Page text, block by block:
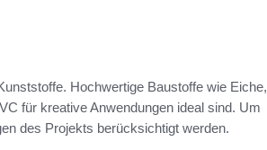
Hochwertige Baustoffe wie Eiche,
für kreative Anwendungen ideal sind. Um
des Projekts berücksichtigt werden.